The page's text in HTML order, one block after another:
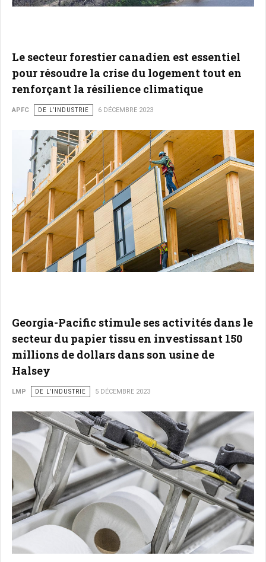
Le secteur forestier canadien est essentiel
pour résoudre la crise du logement tout en
renforçant la résilience climatique
APFC DE L’INDUSTRIE 6 DÉCEMBRE 2023
Georgia-Pacific stimule ses activités dans le
secteur du papier tissu en investissant 150
millions de dollars dans son usine de
Halsey
LMP DE L’INDUSTRIE 5 DÉCEMBRE 2023